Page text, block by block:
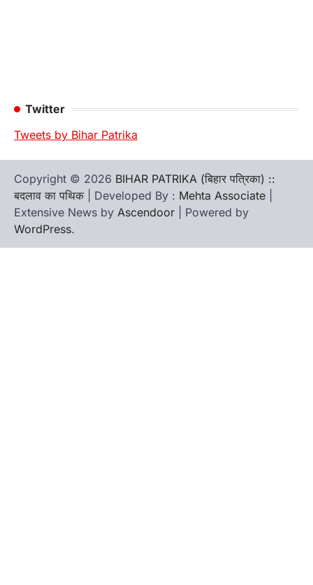
Twitter
Tweets by Bihar Patrika
Copyright © 2026 BIHAR PATRIKA (बिहार पत्रिका) ::
बदलाव का पथिक | Developed By : Mehta Associate
Extensive News by Ascendoor | Powered by
WordPress.